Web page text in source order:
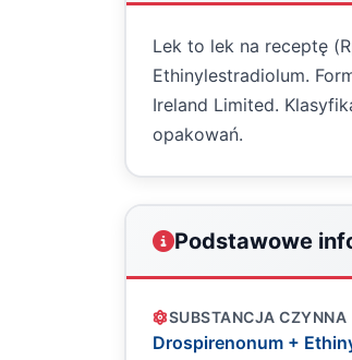
Lek to lek na receptę
Ethinylestradiolum.
Ireland Limited.
opakowań.
Podstawowe
SUBSTANCJA CZYNNA
Drospirenonum +